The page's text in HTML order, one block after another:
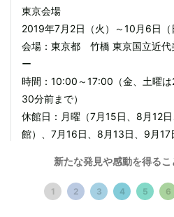
東京会場
2019年7月2日（火）～10月6日（
会場：東京都 竹橋 東京国立近代
ー
時間：10:00～17:00（金、土曜
30分前まで）
休館日：月曜（7月15日、8月12
館）、7月16日、8月13日、9月17
※中学生以下および障害者手帳を
は無料
新たな発見や感動を得る
1 2 3 4 5 6